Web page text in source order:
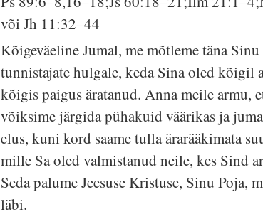
või Jh 11:32–44
Kõigeväeline Jumal, me mõtleme täna Sinu
tunnistajate hulgale, keda Sina oled kõigil
kõigis paigus äratanud. Anna meile armu,
võiksime järgida pühakuid väärikas ja
elus, kuni kord saame tulla ärarääkimata
mille Sa oled valmistanud neile, kes Sind
Seda palume Jeesuse Kristuse, Sinu Poja,
läbi.